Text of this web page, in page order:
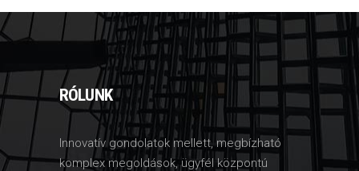
RÓLUNK
Innovatív gondolatok mellett, megbízható
komplex megoldások, ügyfél központú